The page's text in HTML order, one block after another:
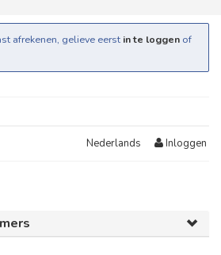
afrekenen, gelieve eerst in te loggen of
Nederlands Inloggen